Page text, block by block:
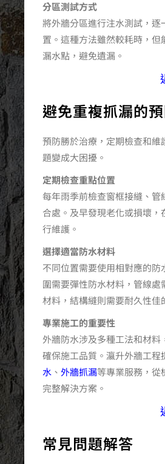
分區測試方式
將外牆分區進行注水測試，逐
置。這種方法雖然較耗時，但
漏水點，避免遺漏。
避免重複抓漏的
預防勝於治療，定期檢查和維
題變成大困擾。
定期檢查重點位置
每年雨季前檢查窗框接縫、管
合處。及早發現老化或損壞，
行維護。
選擇適當防水材料
不同位置需要使用相對應的防
圍需要彈性防水材料，管線處
材料，結構縫則需要耐久性佳
專業施工的重要性
外牆防水涉及多種工法和材料
確保施工品質。瀛升外牆工程
水 、 外牆抓漏等專業服務，從
完整解決方案。
常見問題解答